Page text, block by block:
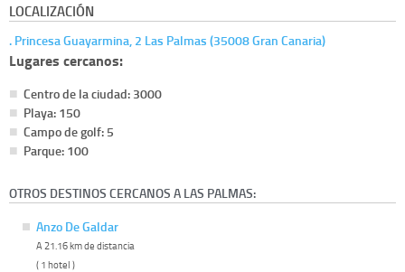
LOCALIZACIÓN
. Princesa Guayarmina, 2 Las Palmas (35008 Gran Canaria)
Lugares cercanos:
Centro de la ciudad: 3000
Playa: 150
Campo de golf: 5
Parque: 100
OTROS DESTINOS CERCANOS A LAS PALMAS:
Anzo De Galdar
A 21.16 km de distancia
( 1 hotel )